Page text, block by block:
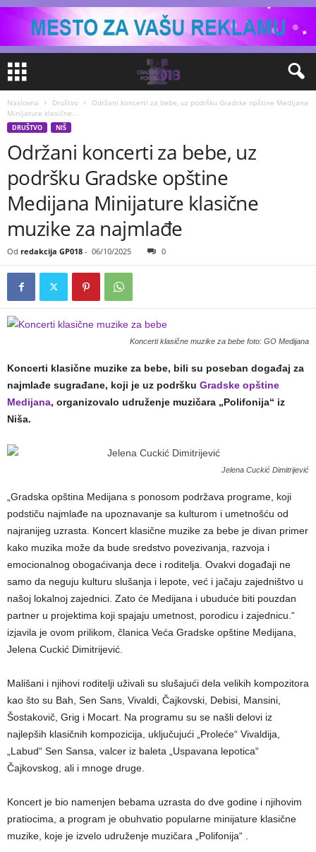
Naslovna Društvo
Održani koncerti za bebe, uz podršku Gradske opštine Medijana
Minijature klasične...
DRUŠTVO NIŠ
Održani koncerti za bebe, uz
podršku Gradske opštine
Medijana Minijature klasične
muzike za najmlađe
Od redakcija GP018 - 06/10/2025 0
Koncerti klasične muzike za bebe foto: GO Medijana
Koncerti klasične muzike za bebe, bili su poseban događaj za
najmlađe sugrađane, koji je uz podršku Gradske opštine
Medijana, organizovalo udruženje muzičara „Polifonija“ iz
Niša.
Jelena Cuckić Dimitrijević
„Gradska opština Medijana s ponosom podržava programe, koji
podstiču najmlađe na upoznavanje sa kulturom i umetnošću od
najranijeg uzrasta. Koncert klasične muzike za bebe je divan primer
kako muzika može da bude sredstvo povezivanja, razvoja i
emocionalnog obogaćivanja dece i roditelja. Ovakvi događaji ne
samo da neguju kulturu slušanja i lepote, već i jačaju zajedništvo u
našoj lokalnoj zajednici. Zato će Medijana i ubuduće biti pouzdan
partner u projektima koji spajaju umetnost, porodicu i zajednicu.“
izjavila je ovom prilikom, članica Veća Gradske opštine Medijana,
Jelena Cuckić Dimitrijević.
Mališani i njihovi roditelji uživali su slušajući dela velikih kompozitora
kao što su Bah, Sen Sans, Vivaldi, Čajkovski, Debisi, Mansini,
Šostakovič, Grig i Mocart. Na programu su se našli delovi iz
najlepših klasičnih kompozicija, uključujući „Proleće“ Vivaldija,
„Labud“ Sen Sansa, valcer iz baleta „Uspavana lepotica“
Čajkovskog, ali i mnoge druge.
Koncert je bio namenjen bebama uzrasta do dve godine i njihovim
pratiocima, a program je obuhvatio popularne minijature klasične
muzike, koje je izvelo udruženje muzičara „Polifonija“ .